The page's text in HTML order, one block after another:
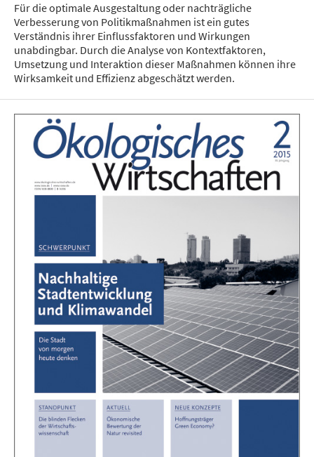
Für die optimale Ausgestaltung oder nachträgliche
Verbesserung von Politikmaßnahmen ist ein gutes
Verständnis ihrer Einflussfaktoren und Wirkungen
unabdingbar. Durch die Analyse von Kontextfaktoren,
Umsetzung und Interaktion dieser Maßnahmen können ihre
Wirksamkeit und Effizienz abgeschätzt werden.